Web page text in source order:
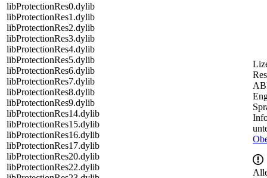
libProtectionRes0.dylib
libProtectionRes1.dylib
libProtectionRes2.dylib
libProtectionRes3.dylib
libProtectionRes4.dylib
libProtectionRes5.dylib
libProtectionRes6.dylib
libProtectionRes7.dylib
libProtectionRes8.dylib
libProtectionRes9.dylib
libProtectionRes14.dylib
libProtectionRes15.dylib
libProtectionRes16.dylib
libProtectionRes17.dylib
libProtectionRes20.dylib
libProtectionRes22.dylib